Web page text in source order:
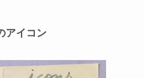
アイコン